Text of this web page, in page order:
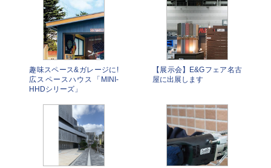
趣味スペース&ガレージに!
広スペースハウス「MINI-
HHDシリーズ」
【展示会】E&Gフェア名古
屋に出展します